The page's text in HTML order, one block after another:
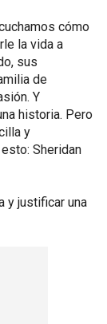
cómo
la vida a
sus
de
Y
historia. Pero
y
Sheridan
y justificar una